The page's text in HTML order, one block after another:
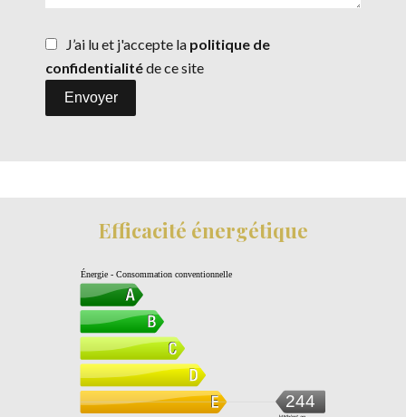
J’ai lu et j'accepte la politique de
confidentialitéde ce site
Envoyer
Efficacité énergétique
Énergie - Consommation conventionnelle
244